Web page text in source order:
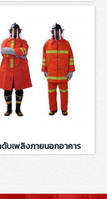
บเพลิงภายนอกอาคาร